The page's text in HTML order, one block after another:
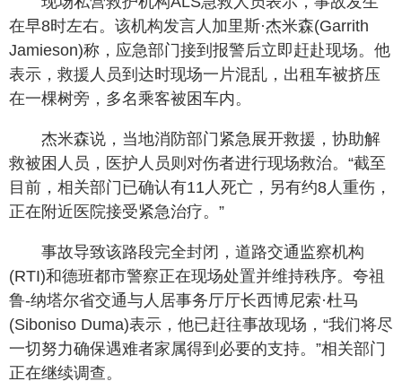
在早8时左右。该机构发言人加里斯·杰米森(Garrith
Jamieson)称，应急部门接到报警后立即赶赴现场。他
表示，救援人员到达时现场一片混乱，出租车被挤压
在一棵树旁，多名乘客被困车内。
杰米森说，当地消防部门紧急展开救援，协助解
救被困人员，医护人员则对伤者进行现场救治。“截至
目前，相关部门已确认有11人死亡，另有约8人重伤，
正在附近医院接受紧急治疗。”
事故导致该路段完全封闭，道路交通监察机构
(RTI)和德班都市警察正在现场处置并维持秩序。夸祖
鲁-纳塔尔省交通与人居事务厅厅长西博尼索·杜马
(Siboniso Duma)表示，他已赶往事故现场，“我们将尽
一切努力确保遇难者家属得到必要的支持。”相关部门
正在继续调查。